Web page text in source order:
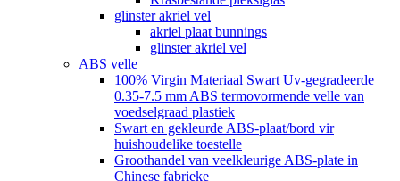
glinster akriel vel
akriel plaat bunnings
glinster akriel vel
ABS velle
100% Virgin Materiaal Swart Uv-gegradeerde
0.35-7.5 mm ABS termovormende velle van
voedselgraad plastiek
Swart en gekleurde ABS-plaat/bord vir
huishoudelike toestelle
Groothandel van veelkleurige ABS-plate in
Chinese fabrieke